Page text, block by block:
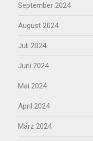
September 2024
August 2024
Juli 2024
Juni 2024
Mai 2024
April 2024
März 2024